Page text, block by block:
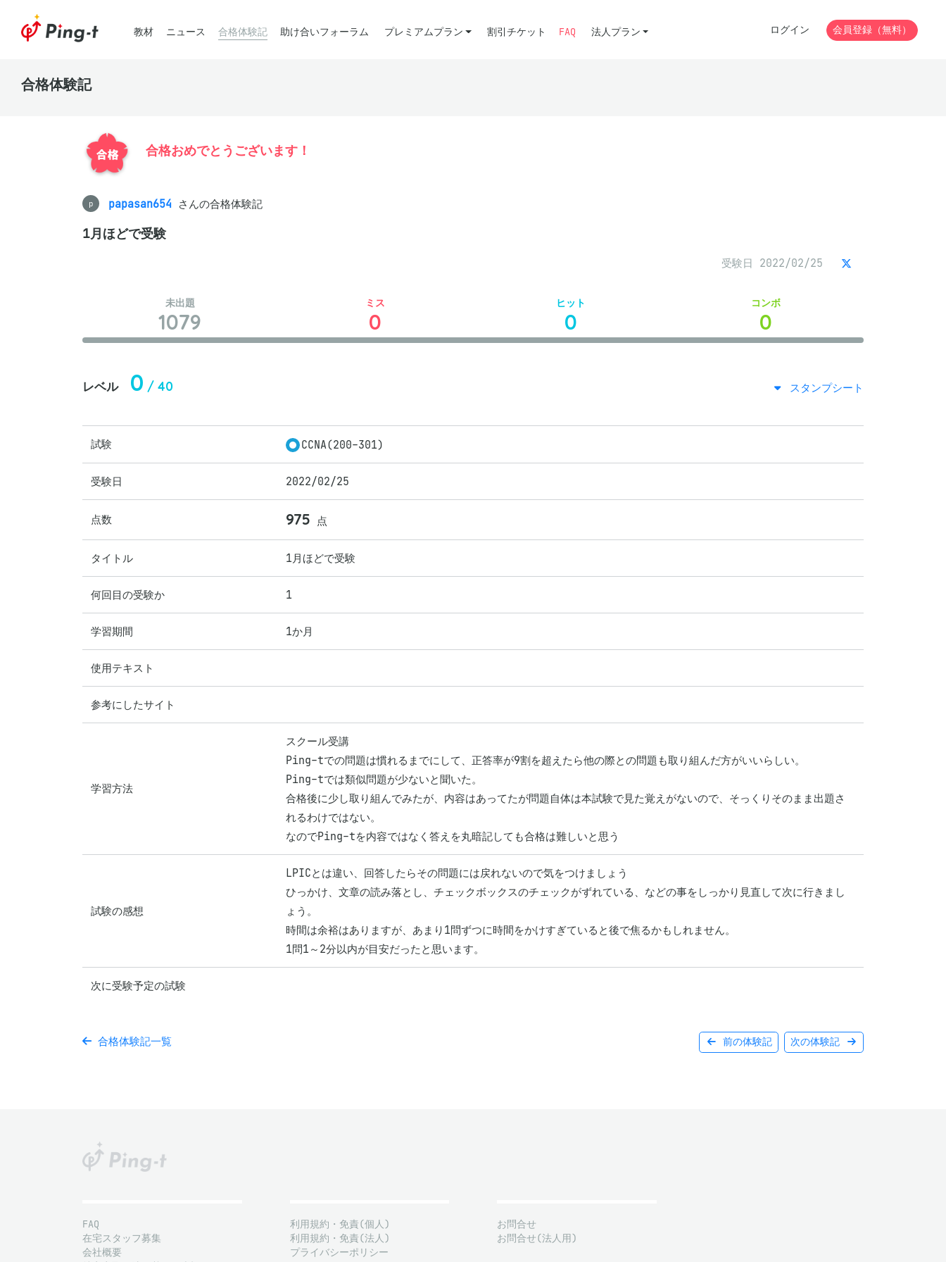
教材 ニュース 合格体験記 助け合いフォーラム プレミアムプラン 割引チケット FAQ 法人プラン ログイン 会員登録（無料）
合格体験記
合格おめでとうございます！
p papasan654 さんの合格体験記
1月ほどで受験
受験日 2022/02/25
未出題
1079
ミス
0
ヒット
0
コンボ
0
レベル 0 / 40 スタンプシート
試験 CCNA(200-301)
受験日 2022/02/25
点数 975 点
タイトル 1月ほどで受験
何回目の受験か 1
学習期間 1か月
使用テキスト
参考にしたサイト
学習方法
スクール受講
Ping-tでの問題は慣れるまでにして、正答率が9割を超えたら他の際との問題も取り組んだ方がいいらしい。
Ping-tでは類似問題が少ないと聞いた。
合格後に少し取り組んでみたが、内容はあってたが問題自体は本試験で見た覚えがないので、そっくりそのまま出題さ
れるわけではない。
なのでPing-tを内容ではなく答えを丸暗記しても合格は難しいと思う
試験の感想
LPICとは違い、回答したらその問題には戻れないので気をつけましょう
ひっかけ、文章の読み落とし、チェックボックスのチェックがずれている、などの事をしっかり見直して次に行きまし
ょう。
時間は余裕はありますが、あまり1問ずつに時間をかけすぎていると後で焦るかもしれません。
1問1～2分以内が目安だったと思います。
次に受験予定の試験
前の体験記 次の体験記
合格体験記一覧
FAQ
在宅スタッフ募集
会社概要
利用規約・免責(個人)
利用規約・免責(法人)
プライバシーポリシー
お問合せ
お問合せ(法人用)